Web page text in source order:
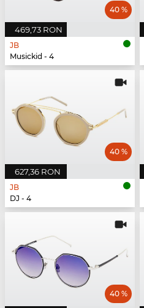
469,73 RON
40 %
JB
Musickid - 4
627,36 RON
40 %
JB
DJ - 4
40 %